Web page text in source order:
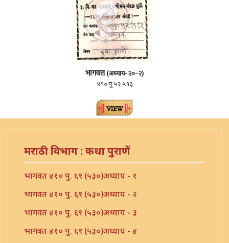
भागवत (अध्याय-२०-२)
४१० पु ५२ ५१३
मराठी विभाग : कथा पुराणें
भागवत ४१० पु. ६९ (५३०)अध्याय - १
भागवत ४१० पु. ६९ (५३०)अध्याय - २
भागवत ४१० पु. ६९ (५३०)अध्याय - ३
भागवत ४१० पु. ६९ (५३०)अध्याय - ४